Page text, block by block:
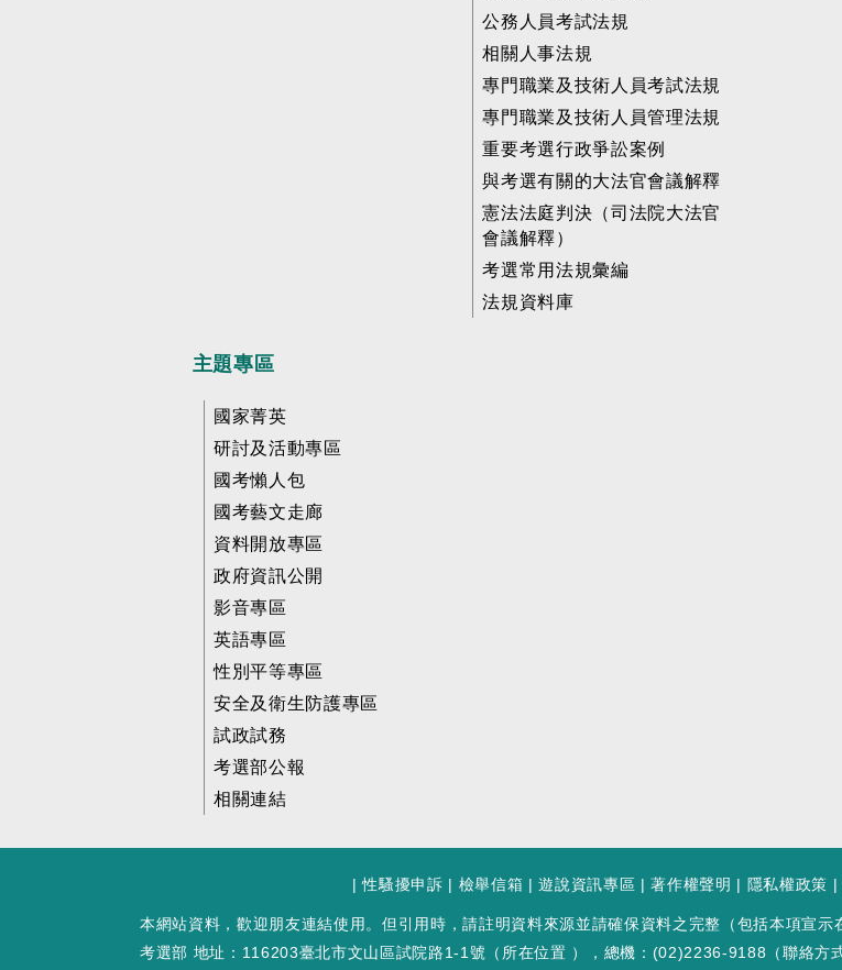
公務人員考試法規
相關人事法規
專門職業及技術人員考試法規
專門職業及技術人員管理法規
重要考選行政爭訟案例
與考選有關的大法官會議解釋
憲法法庭判決（司法院大法官
會議解釋）
考選常用法規彙編
法規資料庫
主題專區
國家菁英
研討及活動專區
國考懶人包
國考藝文走廊
資料開放專區
政府資訊公開
影音專區
英語專區
性別平等專區
安全及衛生防護專區
試政試務
考選部公報
相關連結
|性騷擾申訴 | 檢舉信箱 |遊說資訊專區 |著作權聲明 | 隱私權政策 |
本網站資料，歡迎朋友連結使用。但引用時，請註明資料來源並請確保資料之完整（包括本項宣示
考選部 地址：116203臺北市文山區試院路1-1號（ 所在位置 ），總機：(02)2236-9188（聯絡方